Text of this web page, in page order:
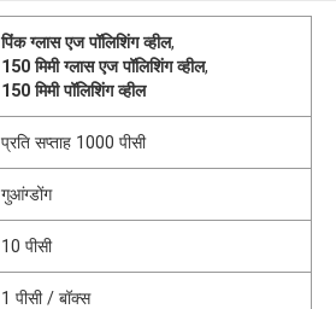
पिंक ग्लास एज पॉलिशिंग व्हील,
150 मिमी ग्लास एज पॉलिशिंग व्हील,
150 मिमी पॉलिशिंग व्हील
प्रति सप्ताह 1000 पीसी
गुआंग्डोंग
10 पीसी
1 पीसी / बॉक्स